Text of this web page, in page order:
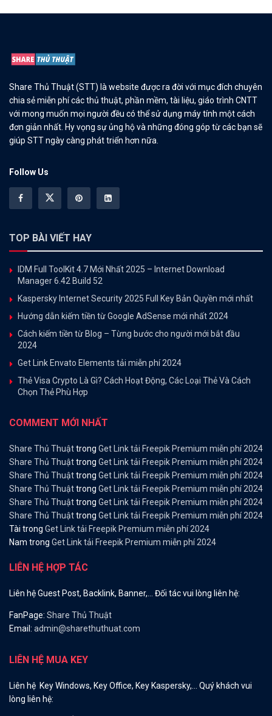
Share Thủ Thuật (STT) là website được ra đời với mục đích chuyên
chia sẻ miễn phí các thủ thuật, phần mềm, tài liệu, giáo trình CNTT
với mong muốn mọi người đều có thể sử dụng máy tính một cách
đơn giản nhất. Hy vọng sự ủng hộ và những đóng góp từ các bạn sẽ
giúp STT ngày càng phát triển hơn nữa.
Follow Us
TOP BÀI VIẾT HAY
IDM Full ToolKit 4.7 Mới Nhất 2025 – Internet Download
Manager 6.42 Build 52
Kaspersky Internet Security 2025 Full Key Bản Quyền mới nhất
Hướng dẫn kiếm tiền từ Google AdSense mới nhất 2024
Cách kiếm tiền từ Blog – Từng bước cho người mới bắt đầu
2024
Get Link Envato Elements tải miễn phí 2024
Thẻ Visa Crypto Là Gì? Cách Hoạt Động, Các Loại Thẻ Và Cách
Chọn Thẻ Phù Hợp
COMMENT MỚI NHẤT
Share Thủ Thuậttrong Get Link tải Freepik Premium miễn phí 2024
Share Thủ Thuậttrong Get Link tải Freepik Premium miễn phí 2024
Share Thủ Thuậttrong Get Link tải Freepik Premium miễn phí 2024
Share Thủ Thuậttrong Get Link tải Freepik Premium miễn phí 2024
Share Thủ Thuậttrong Get Link tải Freepik Premium miễn phí 2024
Share Thủ Thuậttrong Get Link tải Freepik Premium miễn phí 2024
Tài trong Get Link tải Freepik Premium miễn phí 2024
Nam trong Get Link tải Freepik Premium miễn phí 2024
LIÊN HỆ HỢP TÁC
Liên hệ Guest Post, Backlink, Banner,… Đối tác vui lòng liên hệ:
FanPage: Share Thủ Thuật
Email: admin@sharethuthuat.com
LIÊN HỆ MUA KEY
Liên hệ Key Windows, Key Office, Key Kaspersky,… Quý khách vui
lòng liên hệ: